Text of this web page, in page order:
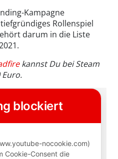
Kampagne
Rollenspiel
darum in die Liste
kannst Du bei Steam